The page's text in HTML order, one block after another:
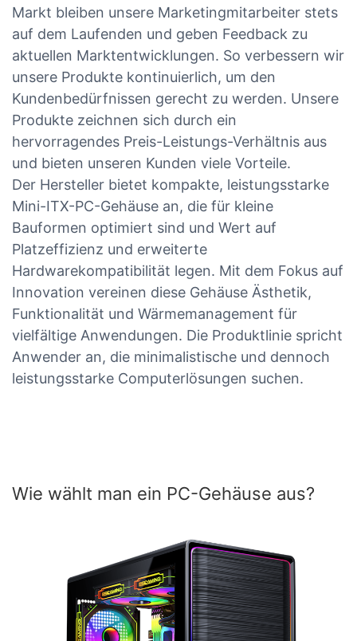
Markt bleiben unsere Marketingmitarbeiter stets
auf dem Laufenden und geben Feedback zu
aktuellen Marktentwicklungen. So verbessern wir
unsere Produkte kontinuierlich, um den
Kundenbedürfnissen gerecht zu werden. Unsere
Produkte zeichnen sich durch ein
hervorragendes Preis-Leistungs-Verhältnis aus
und bieten unseren Kunden viele Vorteile.
Der Hersteller bietet kompakte, leistungsstarke
Mini-ITX-PC-Gehäuse an, die für kleine
Bauformen optimiert sind und Wert auf
Platzeffizienz und erweiterte
Hardwarekompatibilität legen. Mit dem Fokus auf
Innovation vereinen diese Gehäuse Ästhetik,
Funktionalität und Wärmemanagement für
vielfältige Anwendungen. Die Produktlinie spricht
Anwender an, die minimalistische und dennoch
leistungsstarke Computerlösungen suchen.
Wie wählt man ein PC-Gehäuse aus?